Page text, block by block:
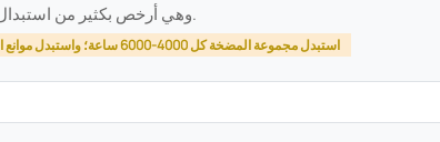
وهي أرخص بكثير من استبدال مجموعة المضخة بأكملها.
استبدل مجموعة المضخة كل 4000-6000 ساعة؛ واستبدل موانع التسرب كل 2000-3000 ساعة